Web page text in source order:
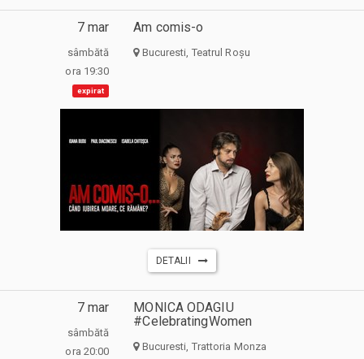
7 mar
sâmbătă
ora 19:30
expirat
Am comis-o
Bucuresti, Teatrul Roșu
DETALII
7 mar
sâmbătă
ora 20:00
MONICA ODAGIU
#CelebratingWomen
Bucuresti, Trattoria Monza